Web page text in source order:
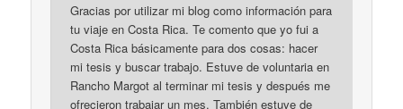
Gracias por utilizar mi blog como información para
tu viaje en Costa Rica. Te comento que yo fui a
Costa Rica básicamente para dos cosas: hacer
mi tesis y buscar trabajo. Estuve de voluntaria en
Rancho Margot al terminar mi tesis y después me
ofrecieron trabajar un mes. También estuve de